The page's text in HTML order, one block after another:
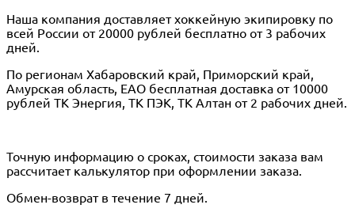
Наша компания доставляет хоккейную экипировку по
всей России от 20000 рублей бесплатно от 3 рабочих
дней.
По регионам Хабаровский край, Приморский край,
Амурская область, ЕАО бесплатная доставка от 10000
рублей ТК Энергия, ТК ПЭК, ТК Алтан от 2 рабочих дней.
Точную информацию о сроках, стоимости заказа вам
рассчитает калькулятор при оформлении заказа.
Обмен-возврат в течение 7 дней.